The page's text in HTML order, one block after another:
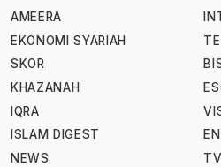
AMEERA
EKONOMI SYARIAH
SKOR
KHAZANAH
IQRA
ISLAM DIGEST
NEWS
TV